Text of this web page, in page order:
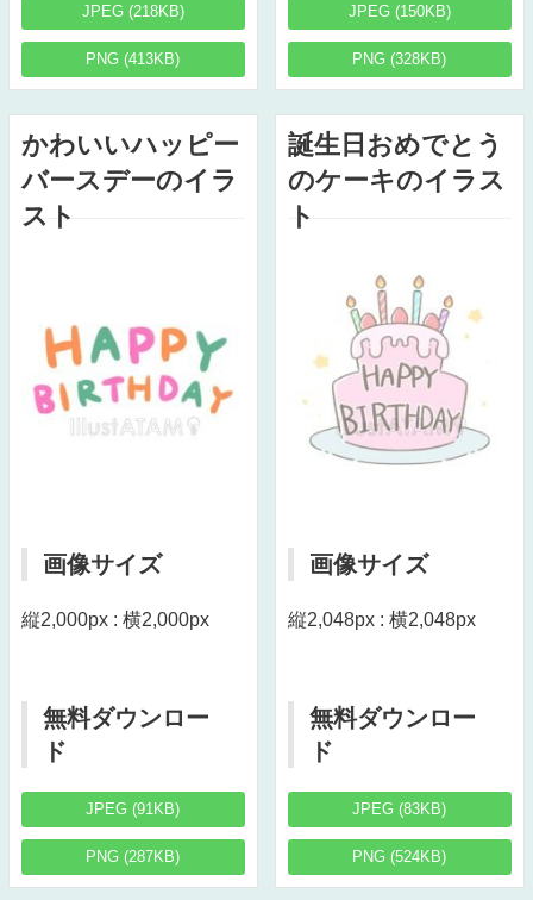
JPEG (218KB)
PNG (413KB)
JPEG (150KB)
PNG (328KB)
かわいいハッピー
バースデーのイラ
スト
画像サイズ
縦2,000px : 横2,000px
無料ダウンロー
ド
JPEG (91KB)
PNG (287KB)
誕生日おめでとう
のケーキのイラス
ト
画像サイズ
縦2,048px : 横2,048px
無料ダウンロー
ド
JPEG (83KB)
PNG (524KB)